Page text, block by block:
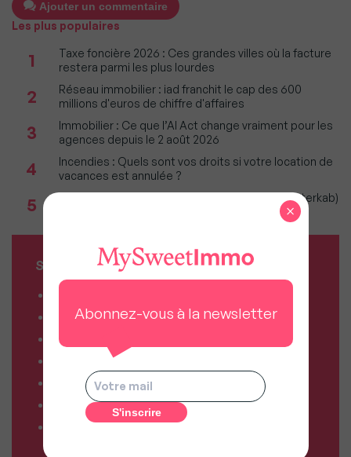
Ajouter un commentaire
Les plus populaires
1
Taxe foncière 2026 : Ces grandes villes où la facture
restera parmi les plus lourdes
2
Réseau immobilier : iad franchit le cap des 600
millions d'euros de chiffre d'affaires
3
Immobilier : Ce que l’AI Act change vraiment pour les
agences depuis le 2 août 2026
4
Incendies : Quels sont vos droits si votre location de
vacances est annulée ?
5
Immobilier 1er semestre 2026 (Observatoire Interkab)
: Climat et géopolitique redessinent marché
SERVICES MY SWEET'IMMO
Combien puis-je emprunter ?
Comparateur de forfaits mobile
Comparateur de forfaits box Internet
Comparateur d’offres déménagement
Résiliez vos abonnements facilement
Comparateur d’assurances
Abonnez-vous à la newsletter
×